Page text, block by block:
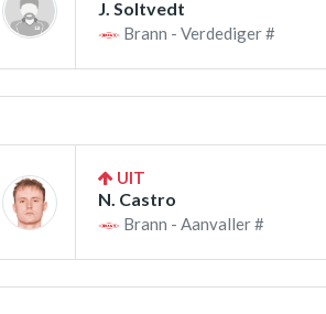
J. Soltvedt
Brann - Verdediger #
UIT
N. Castro
Brann - Aanvaller #